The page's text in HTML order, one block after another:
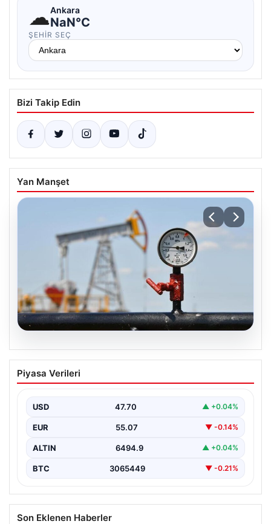
☁Ankara
NaN°C
ŞEHIR SEÇ
Bizi Takip Edin
Yan Manşet
Petrol fiyatları 25 Mayıs: Petrol fiyatları
düştü mü, ne kadar oldu? Brent petrol
Piyasa Verileri
USD 47.70 ▲ +0.04%
EUR 55.07 ▼ -0.14%
ALTIN 6494.9 ▲ +0.04%
BTC 3065449 ▼ -0.21%
Son Eklenen Haberler